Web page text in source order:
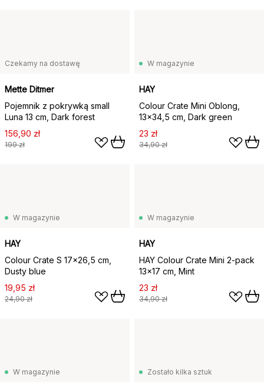
Czekamy na dostawę
Mette Ditmer
Pojemnik z pokrywką small
Luna 13 cm, Dark forest
156,90 zł
199 zł
W magazynie
HAY
Colour Crate Mini Oblong,
13x34,5 cm, Dark green
23 zł
34,90 zł
W magazynie
HAY
Colour Crate S 17x26,5 cm,
Dusty blue
19,95 zł
24,90 zł
W magazynie
HAY
HAY Colour Crate Mini 2-pack
13x17 cm, Mint
23 zł
34,90 zł
W magazynie Zostało kilka sztuk